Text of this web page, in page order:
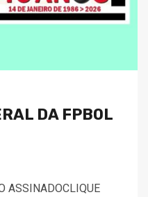
DA FPBOL
ASSINADOCLIQUE